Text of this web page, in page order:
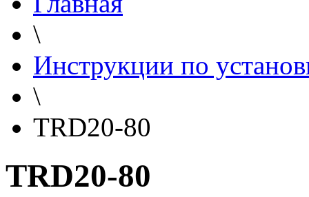
\
Инструкции по
\
TRD20-80
TRD20-80